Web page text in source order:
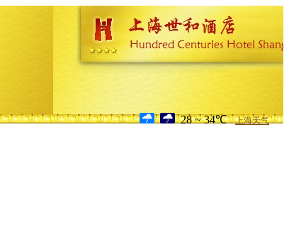
28 ~ 34℃ 上海天气